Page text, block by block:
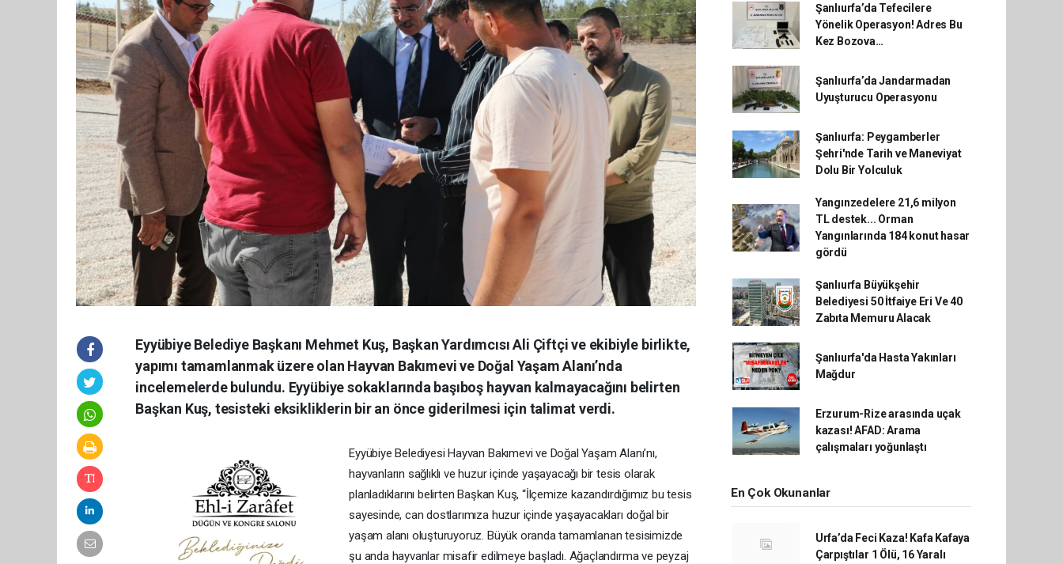
Eyyübiye Belediye Başkanı Mehmet Kuş, Başkan Yardımcısı Ali Çiftçi ve ekibiyle birlikte,
yapımı tamamlanmak üzere olan Hayvan Bakımevi ve Doğal Yaşam Alanı’nda
incelemelerde bulundu. Eyyübiye sokaklarında başıboş hayvan kalmayacağını belirten
Başkan Kuş, tesisteki eksikliklerin bir an önce giderilmesi için talimat verdi.
Eyyübiye Belediyesi Hayvan Bakımevi ve Doğal Yaşam Alanı’nı,
hayvanların sağlıklı ve huzur içinde yaşayacağı bir tesis olarak
planladıklarını belirten Başkan Kuş, “İlçemize kazandırdığımız bu tesis
sayesinde, can dostlarımıza huzur içinde yaşayacakları doğal bir
yaşam alanı oluşturuyoruz. Büyük oranda tamamlanan tesisimizde
şu anda hayvanlar misafir edilmeye başladı. Ağaçlandırma ve peyzaj
Şanlıurfa’da Tefecilere
Yönelik Operasyon! Adres Bu
Kez Bozova…
Şanlıurfa’da Jandarmadan
Uyuşturucu Operasyonu
Şanlıurfa: Peygamberler
Şehri'nde Tarih ve Maneviyat
Dolu Bir Yolculuk
Yangınzedelere 21,6 milyon
TL destek... Orman
Yangınlarında 184 konut hasar
gördü
Şanlıurfa Büyükşehir
Belediyesi 50 İtfaiye Eri Ve 40
Zabıta Memuru Alacak
Şanlıurfa'da Hasta Yakınları
Mağdur
Erzurum-Rize arasında uçak
kazası! AFAD: Arama
çalışmaları yoğunlaştı
En Çok Okunanlar
Urfa’da Feci Kaza! Kafa Kafaya
Çarpıştılar 1 Ölü, 16 Yaralı